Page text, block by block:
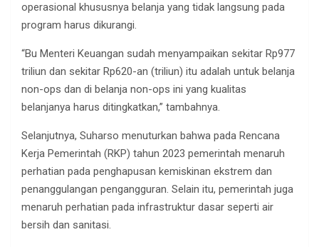
operasional khususnya belanja yang tidak langsung pada
program harus dikurangi.
“Bu Menteri Keuangan sudah menyampaikan sekitar Rp977
triliun dan sekitar Rp620-an (triliun) itu adalah untuk belanja
non-ops dan di belanja non-ops ini yang kualitas
belanjanya harus ditingkatkan,” tambahnya.
Selanjutnya, Suharso menuturkan bahwa pada Rencana
Kerja Pemerintah (RKP) tahun 2023 pemerintah menaruh
perhatian pada penghapusan kemiskinan ekstrem dan
penanggulangan pengangguran. Selain itu, pemerintah juga
menaruh perhatian pada infrastruktur dasar seperti air
bersih dan sanitasi.